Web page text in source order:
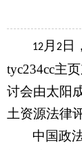
12 月 2 日
tyc234cc主
讨会由太阳
土资源法律
中国政